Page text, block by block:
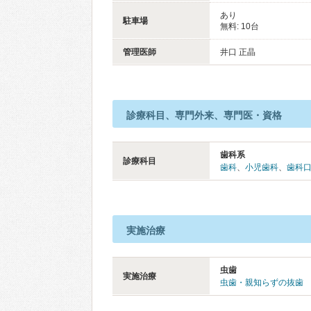
駐車場
あり
無料: 10台
管理医師 井口 正晶
診療科目、専門外来、専門医・資格
診療科目
歯科系
歯科、 小児歯科、 歯科
実施治療
実施治療
虫歯
虫歯・親知らずの抜歯